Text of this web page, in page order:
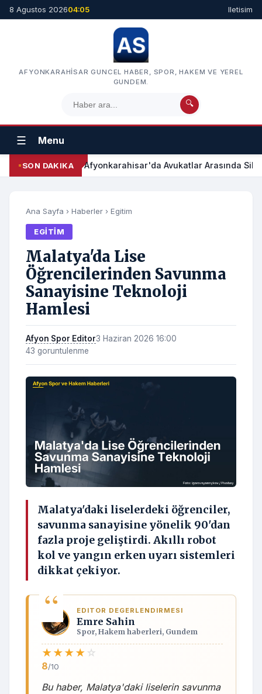
8 Agustos 202604:05 Iletisim
AFYONKARAHISAR GUNCEL HABER, SPOR, HAKEM VE YEREL
GUNDEM.
🔍
☰ Menu
SON DAKIKA Afyonkarahisar'da Avukatlar Arasında
Ana Sayfa › Haberler › Egitim
EGITIM
Malatya'da Lise
Öğrencilerinden Savunma
Sanayisine Teknoloji
Hamlesi
Afyon Spor Editor3 Haziran 2026 16:00
43 goruntulenme
Malatya'daki liselerdeki öğrenciler,
savunma sanayisine yönelik 90'dan
fazla proje geliştirdi. Akıllı robot
kol ve yangın erken uyarı sistemleri
dikkat çekiyor.
EDITOR DEGERLENDIRMESI
Emre Sahin
Spor, Hakem haberleri, Gundem
★★★★ ☆
8/10
Bu haber, Malatya'daki liselerin savunma